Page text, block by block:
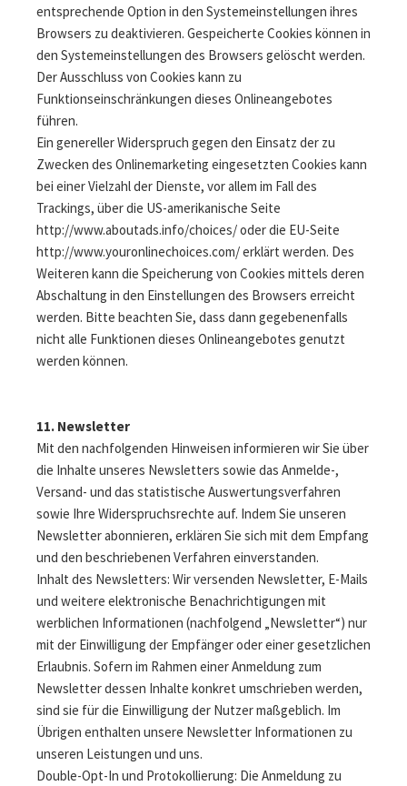
entsprechende Option in den Systemeinstellungen ihres
Browsers zu deaktivieren. Gespeicherte Cookies können in
den Systemeinstellungen des Browsers gelöscht werden.
Der Ausschluss von Cookies kann zu
Funktionseinschränkungen dieses Onlineangebotes
führen.
Ein genereller Widerspruch gegen den Einsatz der zu
Zwecken des Onlinemarketing eingesetzten Cookies kann
bei einer Vielzahl der Dienste, vor allem im Fall des
Trackings, über die US-amerikanische Seite
http://www.aboutads.info/choices/ oder die EU-Seite
http://www.youronlinechoices.com/ erklärt werden. Des
Weiteren kann die Speicherung von Cookies mittels deren
Abschaltung in den Einstellungen des Browsers erreicht
werden. Bitte beachten Sie, dass dann gegebenenfalls
nicht alle Funktionen dieses Onlineangebotes genutzt
werden können.
11. Newsletter
Mit den nachfolgenden Hinweisen informieren wir Sie über
die Inhalte unseres Newsletters sowie das Anmelde-,
Versand- und das statistische Auswertungsverfahren
sowie Ihre Widerspruchsrechte auf. Indem Sie unseren
Newsletter abonnieren, erklären Sie sich mit dem Empfang
und den beschriebenen Verfahren einverstanden.
Inhalt des Newsletters: Wir versenden Newsletter, E-Mails
und weitere elektronische Benachrichtigungen mit
werblichen Informationen (nachfolgend „Newsletter“) nur
mit der Einwilligung der Empfänger oder einer gesetzlichen
Erlaubnis. Sofern im Rahmen einer Anmeldung zum
Newsletter dessen Inhalte konkret umschrieben werden,
sind sie für die Einwilligung der Nutzer maßgeblich. Im
Übrigen enthalten unsere Newsletter Informationen zu
unseren Leistungen und uns.
Double-Opt-In und Protokollierung: Die Anmeldung zu